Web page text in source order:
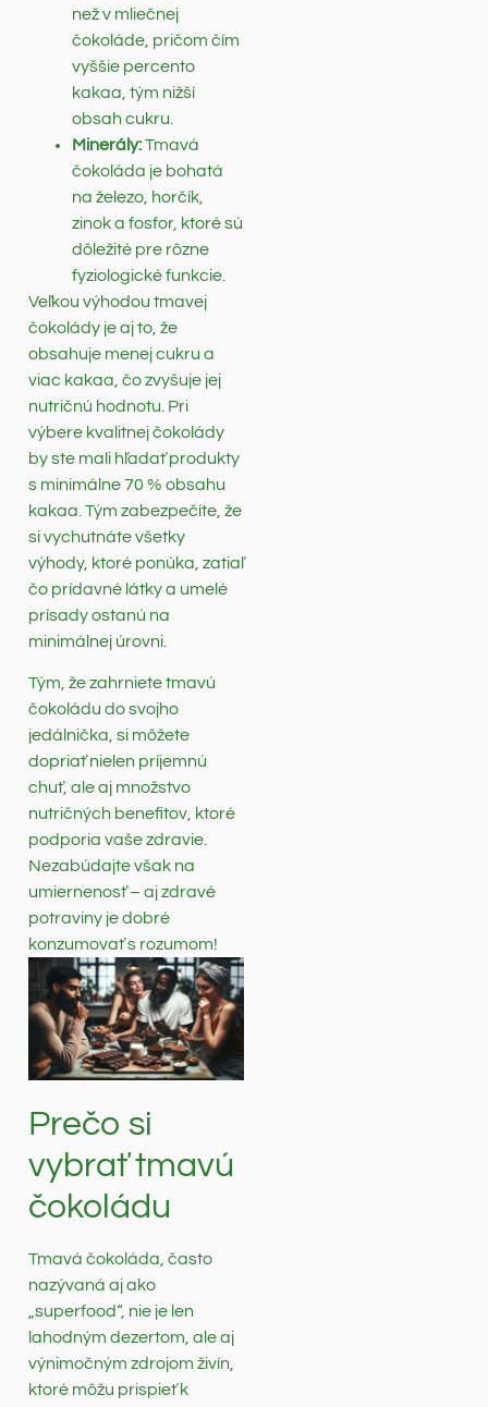
než v mliečnej
čokoláde, pričom čím
vyššie percento
kakaa, tým nižší
obsah cukru.
Minerály:Tmavá
čokoláda je bohatá
na železo, horčík,
zinok a fosfor, ktoré sú
dôležité pre rôzne
fyziologické funkcie.
Veľkou výhodou tmavej
čokolády je aj to, že
obsahuje menej cukru a
viac kakaa, čo zvyšuje jej
nutričnú hodnotu. Pri
výbere kvalitnej čokolády
by ste mali hľadať produkty
s minimálne 70 % obsahu
kakaa. Tým zabezpečíte, že
si vychutnáte všetky
výhody, ktoré ponúka, zatiaľ
čo prídavné látky a umelé
prísady ostanú na
minimálnej úrovni.
Tým, že zahrniete tmavú
čokoládu do svojho
jedálnička, si môžete
dopriať nielen príjemnú
chuť, ale aj množstvo
nutričných benefitov, ktoré
podporia vaše zdravie.
Nezabúdajte však na
umiernenosť – aj zdravé
potraviny je dobré
konzumovať s rozumom!
Prečo si
vybrať tmavú
čokoládu
Tmavá čokoláda, často
nazývaná aj ako
„superfood“, nie je len
lahodným dezertom, ale aj
výnimočným zdrojom živín,
ktoré môžu prispieť k